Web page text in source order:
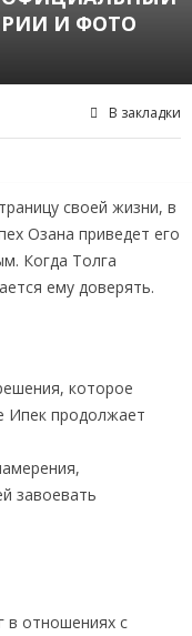
И ФОТО
В закладки
своей жизни, в
Озана приведет его
Когда Толга
ему доверять.
которое
Ипек продолжает
завоевать
в отношениях с